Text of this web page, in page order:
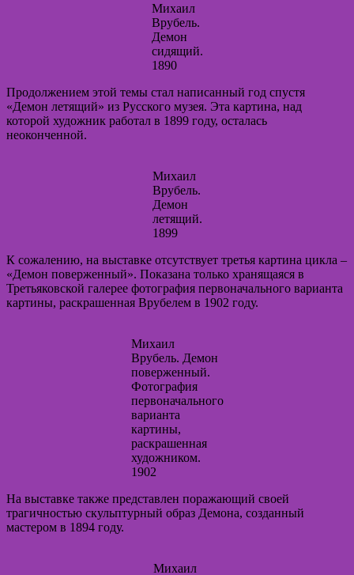
Михаил
Врубель.
Демон
сидящий.
1890
Продолжением этой темы стал написанный год спустя
«Демон летящий» из Русского музея. Эта картина, над
которой художник работал в 1899 году, осталась
неоконченной.
Михаил
Врубель.
Демон
летящий.
1899
К сожалению, на выставке отсутствует третья картина цикла –
«Демон поверженный». Показана только хранящаяся в
Третьяковской галерее фотография первоначального варианта
картины, раскрашенная Врубелем в 1902 году.
Михаил
Врубель. Демон
поверженный.
Фотография
первоначального
варианта
картины,
раскрашенная
художником.
1902
На выставке также представлен поражающий своей
трагичностью скульптурный образ Демона, созданный
мастером в 1894 году.
Михаил